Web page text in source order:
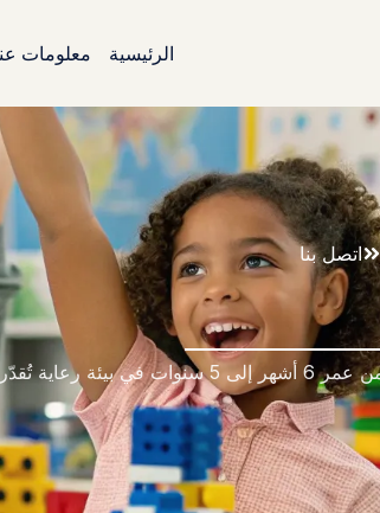
الرئيسية معلومات
اتصل بنا
يقدم مركز الرعاية النهارية لدينا الدعم للأطفال من عمر 6 أشهر إلى 5 سنوات في